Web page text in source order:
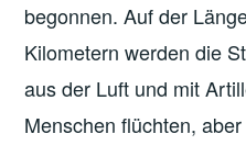
begonnen. Auf der
Kilometern werden die
aus der Luft und mit
Menschen flüchten,